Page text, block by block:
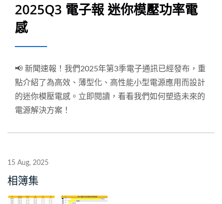
2025Q3 電子報 迷你模壓功率電
感
📢 新聞速報！我們2025年第3季電子通訊已經發布，重
點介紹了為高效、薄型化、高性能小型電源應用而設計
的迷你模壓電感。立即閱讀，看看我們如何塑造未來的
電源解決方案！
15 Aug, 2025
相簿集